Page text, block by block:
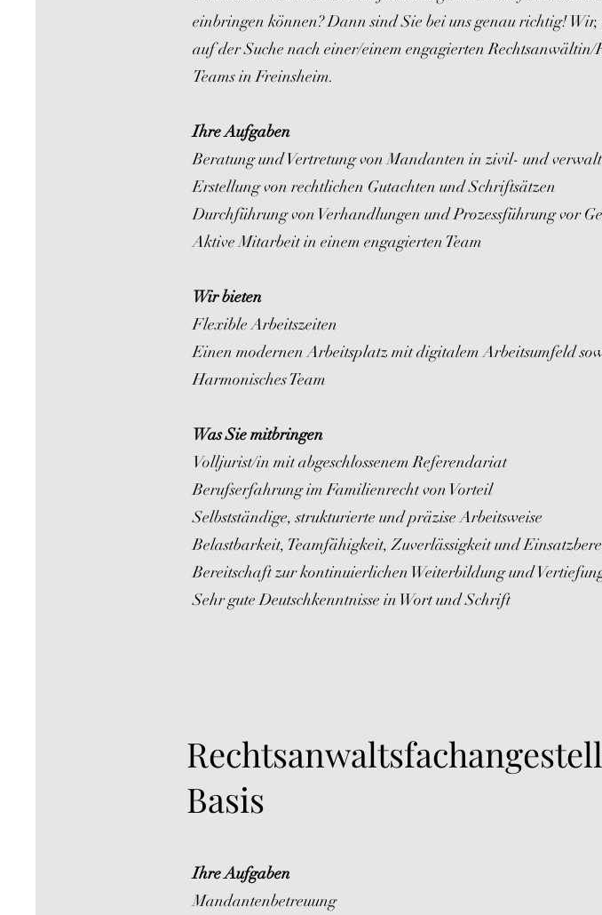
einbringen können? Dann sind Sie bei uns genau richtig!
auf der Suche nach einer/einem engagierten Rechtsanwältin/
Teams in Freinsheim.
Ihre Aufgaben
​Beratung und Vertretung von Mandanten in zivil- und
Erstellung von rechtlichen Gutachten und Schriftsätzen
Durchführung von Verhandlungen und Prozessführung vor
Aktive Mitarbeit in einem engagierten Team
Wir bieten
Flexible Arbeitszeiten
Einen modernen Arbeitsplatz mit digitalem Arbeitsumfeld
Harmonisches Team
Was Sie mitbringen
​Volljurist/in mit abgeschlossenem Referendariat
Berufserfahrung im Familienrecht von Vorteil
Selbstständige, strukturierte und präzise Arbeitsweise
Belastbarkeit, Teamfähigkeit, Zuverlässigkeit und
Bereitschaft zur kontinuierlichen Weiterbildung und
Sehr gute Deutschkenntnisse in Wort und Schrift​
Basis
Ihre Aufgaben
Mandantenbetreuung